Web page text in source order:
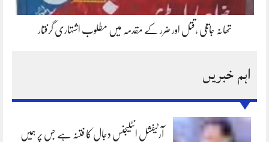
تھانہ جاتلی ،قتل اور ضرر کے مقدمہ میں مطلوب اشتہاری گرفتار
اہم خبریں
آرٹیفشل انٹلیجنس دجال کا فتنہ ہے جس پر ہمیں